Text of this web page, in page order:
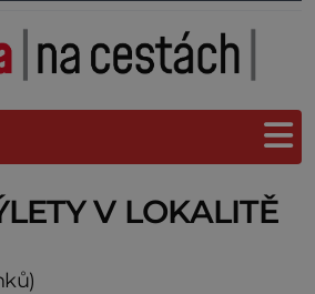
V LOKALITĚ